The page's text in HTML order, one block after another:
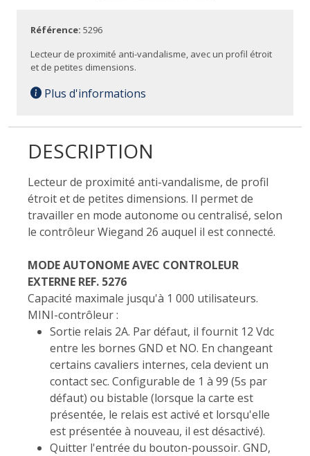
Référence: 5296
Lecteur de proximité anti-vandalisme, avec un profil étroit
et de petites dimensions.
Plus d'informations
DESCRIPTION
Lecteur de proximité anti-vandalisme, de profil
étroit et de petites dimensions. Il permet de
travailler en mode autonome ou centralisé, selon
le contrôleur Wiegand 26 auquel il est connecté.
MODE AUTONOME AVEC CONTROLEUR
EXTERNE REF. 5276
Capacité maximale jusqu'à 1 000 utilisateurs.
MINI-contrôleur :
Sortie relais 2A. Par défaut, il fournit 12 Vdc
entre les bornes GND et NO. En changeant
certains cavaliers internes, cela devient un
contact sec. Configurable de 1 à 99 (5s par
défaut) ou bistable (lorsque la carte est
présentée, le relais est activé et lorsqu'elle
est présentée à nouveau, il est désactivé).
Quitter l'entrée du bouton-poussoir. GND,